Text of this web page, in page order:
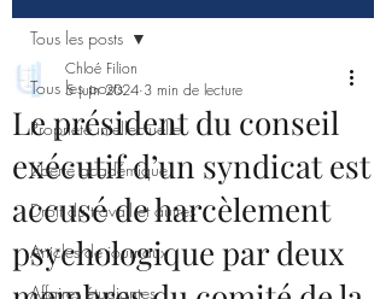
Tous les posts
Propriété intellectuelle
Liberté académique
Droit du travail et autres
Articles de journaux
Affaires étudiantes
Tous les posts
Le président du conseil
exécutif d’un syndicat est
accusé de harcèlement
psychologique par deux
Chloé Filion
5 juin 2024 3 min de lecture